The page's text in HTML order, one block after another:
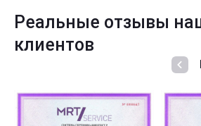
Реальные отзывы
клиентов